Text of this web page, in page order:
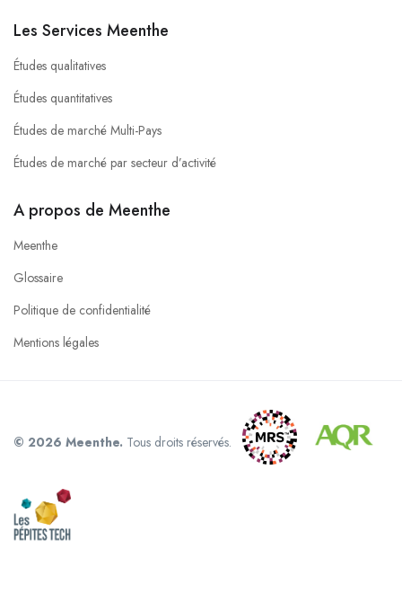
Les Services Meenthe
Études qualitatives
Études quantitatives
Études de marché Multi-Pays
Études de marché par secteur d’activité
A propos de Meenthe
Meenthe
Glossaire
Politique de confidentialité
Mentions légales
© 2026 Meenthe. Tous droits réservés.